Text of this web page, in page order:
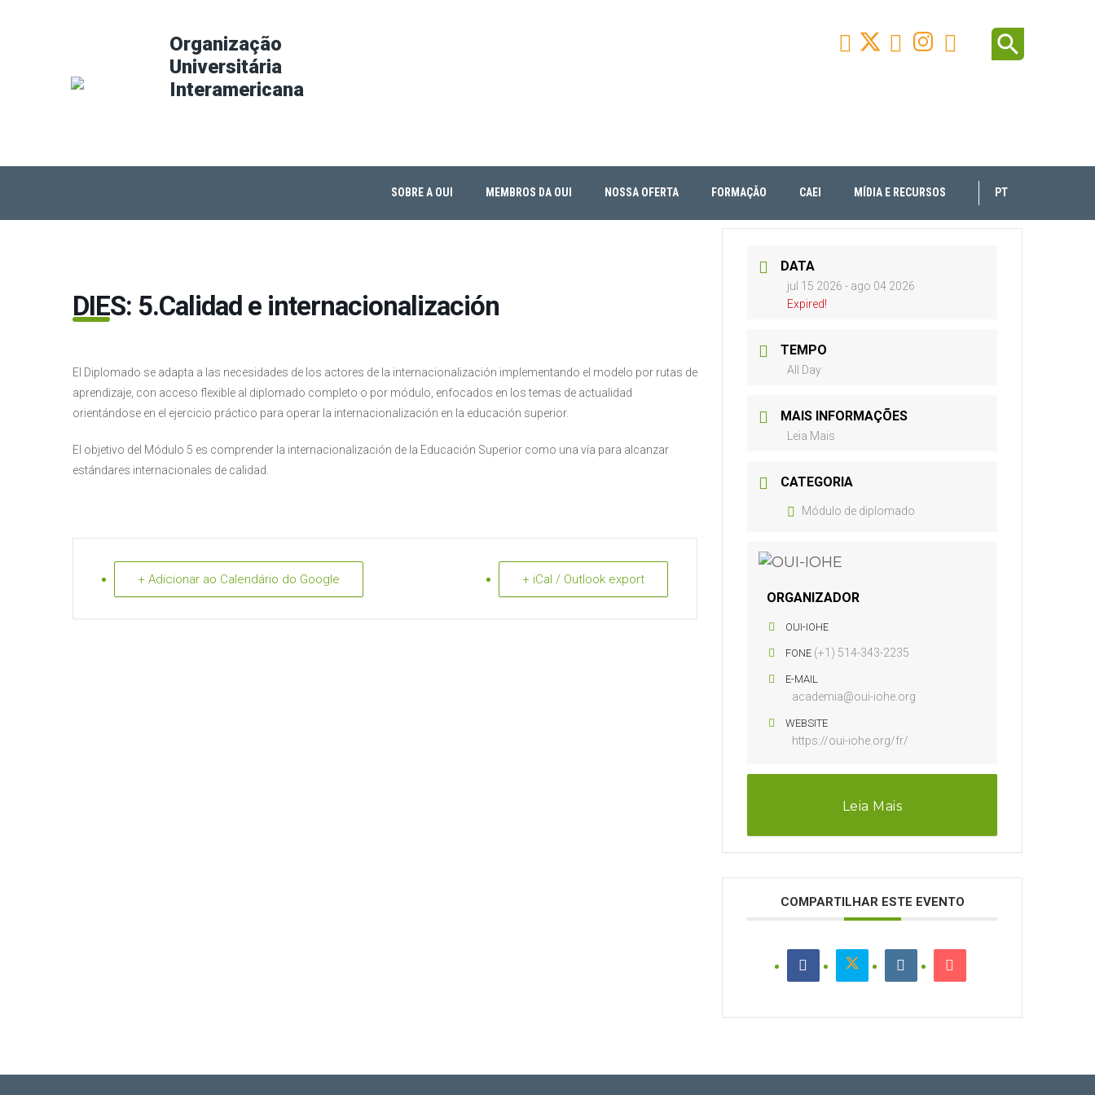
Organização
Universitária
Interamericana
 Facebook
 YoutubeInstagram
 Linkedin
search
SOBRE A OUI MEMBROS DA OUI NOSSA OFERTA FORMAÇÃO CAEI MÍDIA E RECURSOS PT
DIES: 5.Calidad e internacionalización
El Diplomado se adapta a las necesidades de los actores de la internacionalización implementando el modelo por rutas de
aprendizaje, con acceso flexible al diplomado completo o por módulo, enfocados en los temas de actualidad
orientándose en el ejercicio práctico para operar la internacionalización en la educación superior.
El objetivo del Módulo 5 es comprender la internacionalización de la Educación Superior como una vía para alcanzar
estándares internacionales de calidad.
+ Adicionar ao Calendário do Google + iCal / Outlook export
DATA
jul 15 2026 - ago 04 2026
Expired!
TEMPO
All Day
MAIS INFORMAÇÕES
Leia Mais
CATEGORIA
Módulo de diplomado
ORGANIZADOR
OUI-IOHE
FONE (+1) 514-343-2235
E-MAIL
academia@oui-iohe.org
WEBSITE
https://oui-iohe.org/fr/
Leia Mais
COMPARTILHAR ESTE EVENTO